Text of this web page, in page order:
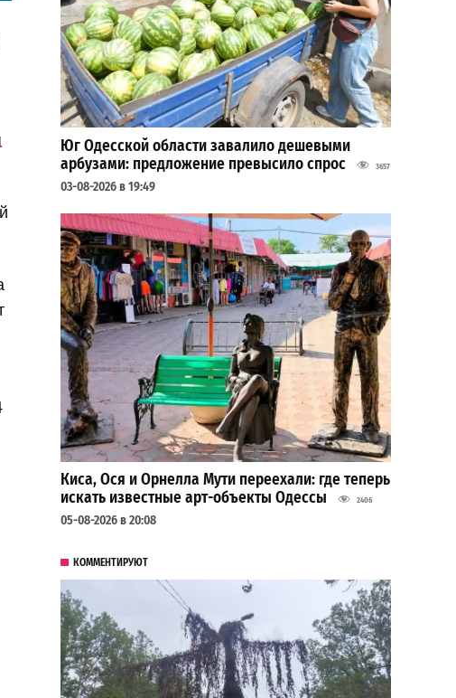
Юг Одесской области завалило дешевыми
арбузами: предложение превысило спрос
3657
03-08-2026 в 19:49
Киса, Ося и Орнелла Мути переехали: где теперь
искать известные арт-объекты Одессы
2406
05-08-2026 в 20:08
КОММЕНТИРУЮТ